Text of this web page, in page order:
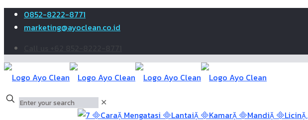
0852-8222-8771
marketing@ayoclean.co.id
✕